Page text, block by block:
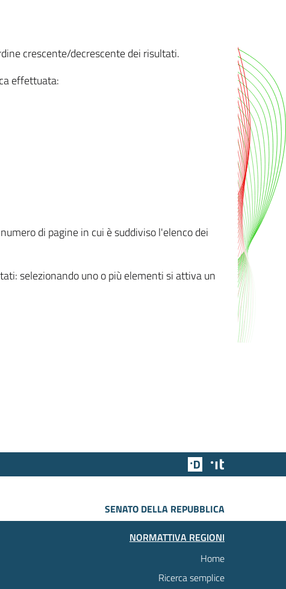
crescente/decrescente dei risultati.
effettuata:
di pagine in cui è suddiviso l'elenco dei
selezionando uno o più elementi si attiva un
Team Digitale
SENATO DELLA REPUBBLICA
NORMATTIVA REGIONI
Home
Ricerca semplice